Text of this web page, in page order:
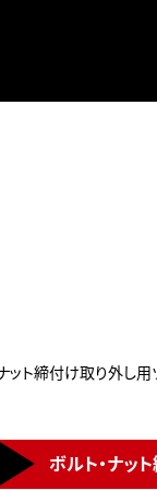
ット締付け取り外し
ボルト・ナッ
商